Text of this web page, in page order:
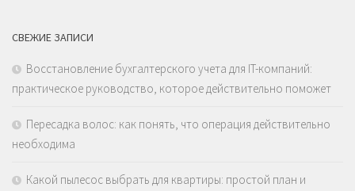
СВЕЖИЕ ЗАПИСИ
Восстановление бухгалтерского учета для IT-компаний:
практическое руководство, которое действительно поможет
Пересадка волос: как понять, что операция действительно
необходима
Какой пылесос выбрать для квартиры: простой план и